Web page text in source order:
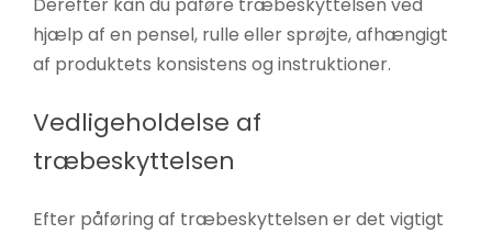
hjælp af en pensel, rulle eller sprøjte, afhængigt
af produktets konsistens og instruktioner.
Vedligeholdelse af
træbeskyttelsen
Efter påføring af træbeskyttelsen er det vigtigt